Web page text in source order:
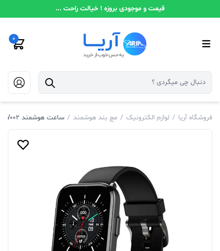
قیمت و موجودی بروزه ! خیالت راحت ...
0
فروشگاه آریا / لوازم الکترونیک / مچ بند هوشمند / ساعت هوشمند Mibro Color XPAW002